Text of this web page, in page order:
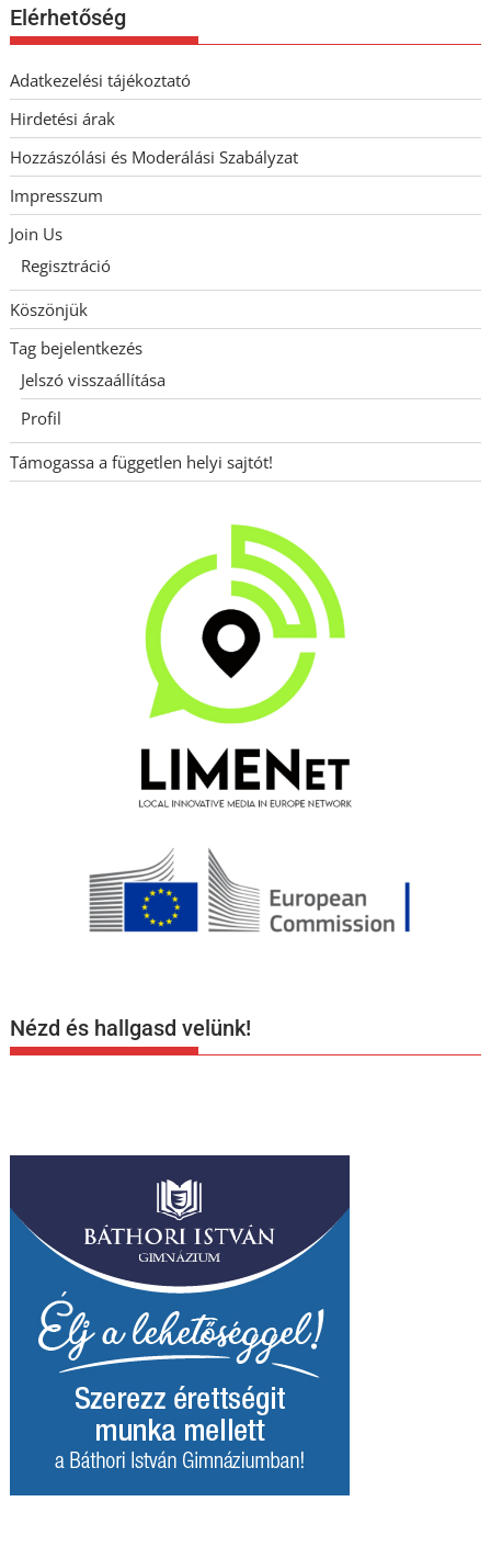
Elérhetőség
Adatkezelési tájékoztató
Hirdetési árak
Hozzászólási és Moderálási Szabályzat
Impresszum
Join Us
Regisztráció
Köszönjük
Tag bejelentkezés
Jelszó visszaállítása
Profil
Támogassa a független helyi sajtót!
Nézd és hallgasd velünk!